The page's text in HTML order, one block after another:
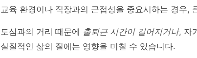
교육 환경이나 직장과의 근접성을 중요시하는 경우,
도심과의 거리 때문에 출퇴근 시간이 길어지거나, 자
실질적인 삶의 질에는 영향을 미칠 수 있습니다.